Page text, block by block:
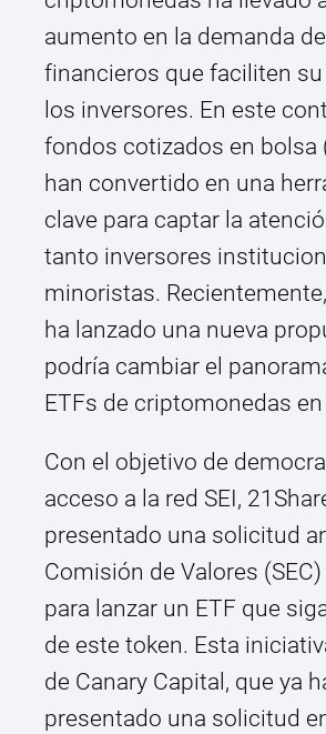
aumento en la demanda
financieros que faciliten su
los inversores. En este
fondos cotizados en bolsa
han convertido en una
clave para captar la
tanto inversores
minoristas.
ha lanzado una nueva
podría cambiar el
ETFs de criptomonedas en
Con el objetivo de
acceso a la red SEI,
presentado una solicitud
Comisión de Valores (SEC)
para lanzar un ETF que
de este token. Esta
de Canary Capital, que ya
presentado una solicitud